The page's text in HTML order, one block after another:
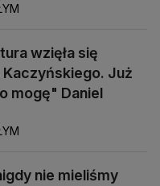
wzięła się
Kaczyńskiego. Już
mogę" Daniel
nie mieliśmy